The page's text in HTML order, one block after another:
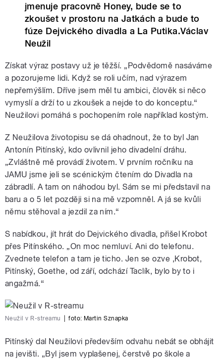
jmenuje pracovně Honey, bude se to
zkoušet v prostoru na Jatkách a bude to
fúze Dejvického divadla a La Putika.Václav
Neužil
Získat výraz postavy už je těžší. „Podvědomě nasáváme
a pozorujeme lidi. Když se roli učím, nad výrazem
nepřemýšlím. Dříve jsem měl tu ambici, člověk si něco
vymyslí a drží to u zkoušek a nejde to do konceptu.“
Neužilovi pomáhá s pochopením role například kostým.
Z Neužilova životopisu se dá ohadnout, že to byl Jan
Antonín Pitínský, kdo ovlivnil jeho divadelní dráhu.
„Zvláštně mě provádí životem. V prvním ročníku na
JAMU jsme jeli se scénickým čtením do Divadla na
zábradlí. A tam on náhodou byl. Sám se mi představil na
baru a o 5 let později si na mě vzpomněl. A já se kvůli
němu stěhoval a jezdil za ním.“
S nabídkou, jít hrát do Dejvického divadla, přišel Krobot
přes Pitínského. „On moc nemluví. Ani do telefonu.
Zvednete telefon a tam je ticho. Jen se ozve ‚Krobot,
Pitínský, Goethe, od září, odchází Taclík, bylo by to i
angažmá.“
Neužil v R-streamu foto:Martin Sznapka
Pitínský dal Neužilovi především odvahu nebát se obhájit
na jevišti. „Byl jsem vyplašenej, čerstvě po škole a